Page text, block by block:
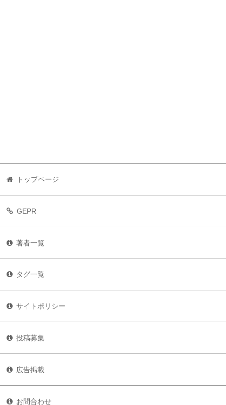
トップページ
GEPR
著者一覧
タグ一覧
サイトポリシー
投稿募集
広告掲載
お問合わせ